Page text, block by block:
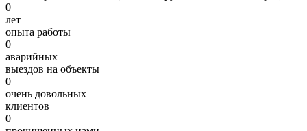
0
лет
опыта работы
0
аварийных
выездов на объекты
0
очень довольных
клиентов
0